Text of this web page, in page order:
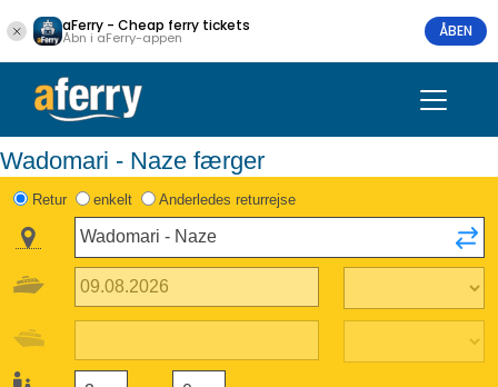
aFerry - Cheap ferry tickets
Åbn i aFerry-appen ÅBEN
Wadomari - Naze færger
Retur enkelt Anderledes returrejse